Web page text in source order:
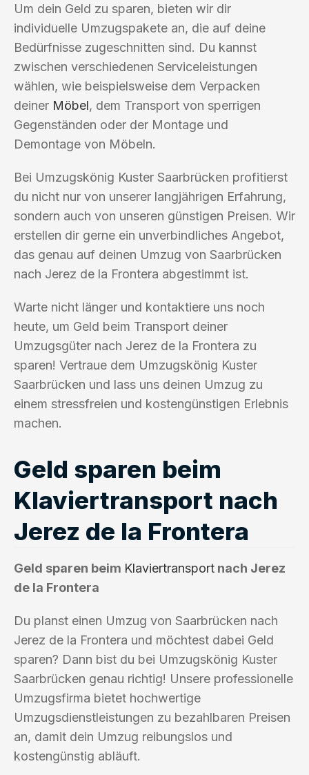
Um dein Geld zu sparen, bieten wir dir
individuelle Umzugspakete an, die auf deine
Bedürfnisse zugeschnitten sind. Du kannst
zwischen verschiedenen Serviceleistungen
wählen, wie beispielsweise dem Verpacken
deiner Möbel, dem Transport von sperrigen
Gegenständen oder der Montage und
Demontage von Möbeln.
Bei Umzugskönig Kuster Saarbrücken profitierst
du nicht nur von unserer langjährigen Erfahrung,
sondern auch von unseren günstigen Preisen. Wir
erstellen dir gerne ein unverbindliches Angebot,
das genau auf deinen Umzug von Saarbrücken
nach Jerez de la Frontera abgestimmt ist.
Warte nicht länger und kontaktiere uns noch
heute, um Geld beim Transport deiner
Umzugsgüter nach Jerez de la Frontera zu
sparen! Vertraue dem Umzugskönig Kuster
Saarbrücken und lass uns deinen Umzug zu
einem stressfreien und kostengünstigen Erlebnis
machen.
Geld sparen beim
Klaviertransport nach
Jerez de la Frontera
Geld sparen beim Klaviertransport nach Jerez
de la Frontera
Du planst einen Umzug von Saarbrücken nach
Jerez de la Frontera und möchtest dabei Geld
sparen? Dann bist du bei Umzugskönig Kuster
Saarbrücken genau richtig! Unsere professionelle
Umzugsfirma bietet hochwertige
Umzugsdienstleistungen zu bezahlbaren Preisen
an, damit dein Umzug reibungslos und
kostengünstig abläuft.